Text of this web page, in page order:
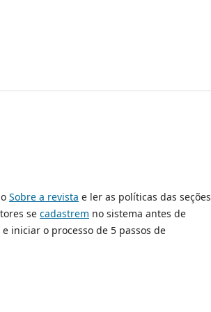
Sobre a revista e ler as políticas das seções
se cadastrem no sistema antes de
iniciar o processo de 5 passos de